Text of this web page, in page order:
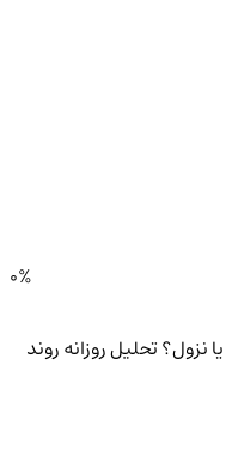
0%
نزول؟تحلیل روزانه روند